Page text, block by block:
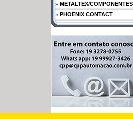
» METALTEX/COMPONENTES
» PHOENIX CONTACT